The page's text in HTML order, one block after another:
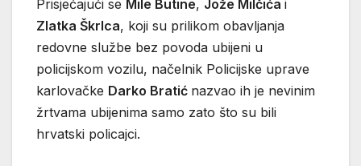
Prisjećajući se Mile Butine, Jože Milčića i
Zlatka Škrlca, koji su prilikom obavljanja
redovne službe bez povoda ubijeni u
policijskom vozilu, načelnik Policijske uprave
karlovačke Darko Bratić nazvao ih je nevinim
žrtvama ubijenima samo zato što su bili
hrvatski policajci.